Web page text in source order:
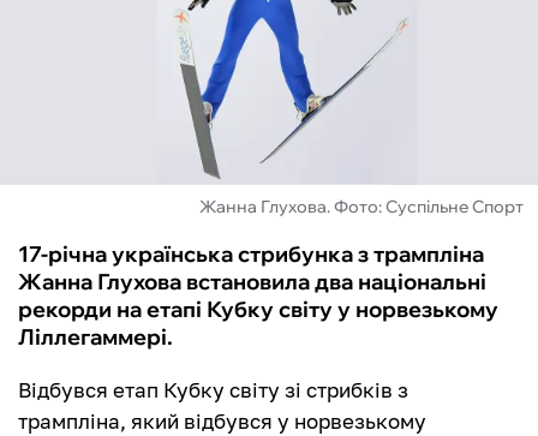
Жанна Глухова. Фото: Суспільне Спорт
17-річна українська стрибунка з трампліна
Жанна Глухова встановила два національні
рекорди на етапі Кубку світу у норвезькому
Ліллегаммері.
Відбувся етап Кубку світу зі стрибків з
трампліна, який відбувся у норвезькому